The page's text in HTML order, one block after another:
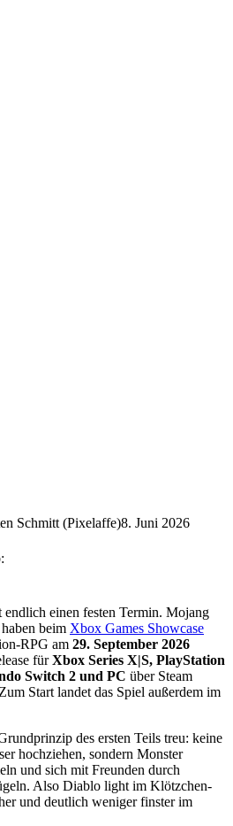
Schmitt (Pixelaffe)8. Juni 2026
endlich einen festen Termin. Mojang
beim Xbox Games Showcase
RPG am 29. September 2026
fürXbox Series X|S, PlayStation
Switch 2 und PC über Steam
Start landet das Spiel außerdem im
des ersten Teils treu: keine
hochziehen, sondern Monster
und sich mit Freunden durch
Also Diablo light im Klötzchen-
und deutlich weniger finster im